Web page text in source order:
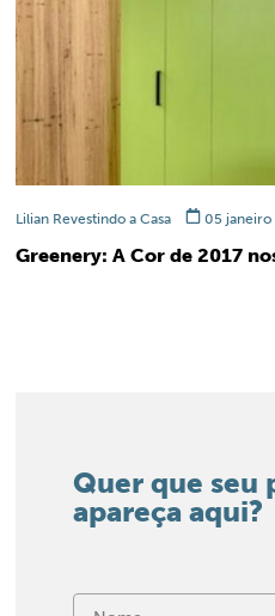
Lilian Revestindo a Casa 05 janeiro
Greenery: A Cor de 2017
Quer que seu
apareça aqui?